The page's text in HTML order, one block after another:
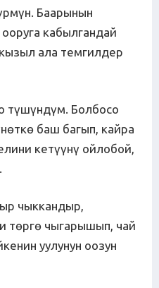
Баарынын
кабылгандай
ала темгилдер
түшүндүм. Болбосо
баш багып, кайра
кетүүнү ойлобой,
чыккандыр,
төргө чыгарышып, чай
уулунун оозун